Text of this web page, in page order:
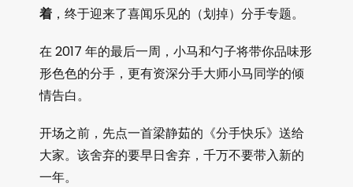
着 ，终于迎来了喜闻乐见的（划掉）分手专题。
在 2017 年的最后一周，小马和勺子将带你品味形
形色色的分手，更有资深分手大师小马同学的倾
情告白。
开场之前，先点一首梁静茹的《分手快乐》送给
大家。该舍弃的要早日舍弃，千万不要带入新的
一年。